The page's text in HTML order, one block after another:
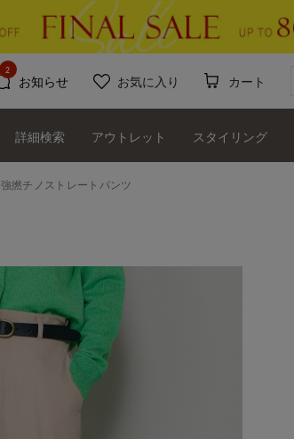
お知らせ
2
お気に入り カート
詳細検索 アウトレット スタイリング
強撚チノストレートパンツ